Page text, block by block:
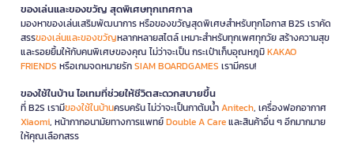
ของเล่นและของขวัญ สุดพิเศษทุกเทศกาล
มองหาของเล่นเสริมพัฒนาการ หรือของขวัญสุดพิเศษสำหรับทุกโอกาส B2S เราคัด
สรรของเล่นและของขวัญหลากหลายสไตล์ เหมาะสำหรับทุกเพศทุกวัย สร้างความสุข
และรอยยิ้มให้กับคนพิเศษของคุณ ไม่ว่าจะเป็น กระเป๋าเก็บอุณหภูมิKAKAO
FRIENDS หรือเกมจดหมายรักSIAM BOARDGAMES เรามีครบ!
ของใช้ในบ้าน ไอเทมที่ช่วยให้ชีวิตสะดวกสบายขึ้น
ที่ B2S เรามีของใช้ในบ้านครบครัน ไม่ว่าจะเป็นกาต้มน้ำAnitech, เครื่องฟอกอากาศ
Xiaomi, หน้ากากอนามัยทางการแพทย์Double A Careและสินค้าอื่น ๆ อีกมากมาย
ให้คุณเลือกสรร